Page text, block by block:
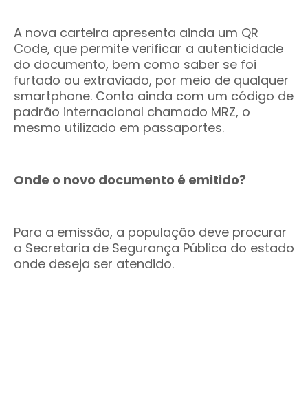
A nova carteira apresenta ainda um QR
Code, que permite verificar a autenticidade
do documento, bem como saber se foi
furtado ou extraviado, por meio de qualquer
smartphone. Conta ainda com um código de
padrão internacional chamado MRZ, o
mesmo utilizado em passaportes.
Onde o novo documento é emitido?
Para a emissão, a população deve procurar
a Secretaria de Segurança Pública do estado
onde deseja ser atendido.